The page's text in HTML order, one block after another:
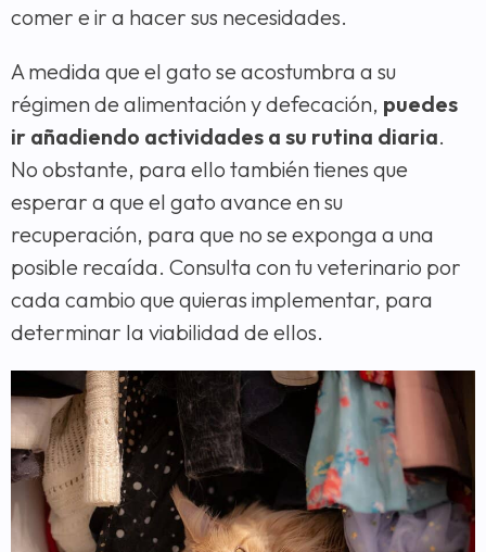
comer e ir a hacer sus necesidades.
A medida que el gato se acostumbra a su
régimen de alimentación y defecación, puedes
ir añadiendo actividades a su rutina diaria.
No obstante, para ello también tienes que
esperar a que el gato avance en su
recuperación, para que no se exponga a una
posible recaída. Consulta con tu veterinario por
cada cambio que quieras implementar, para
determinar la viabilidad de ellos.